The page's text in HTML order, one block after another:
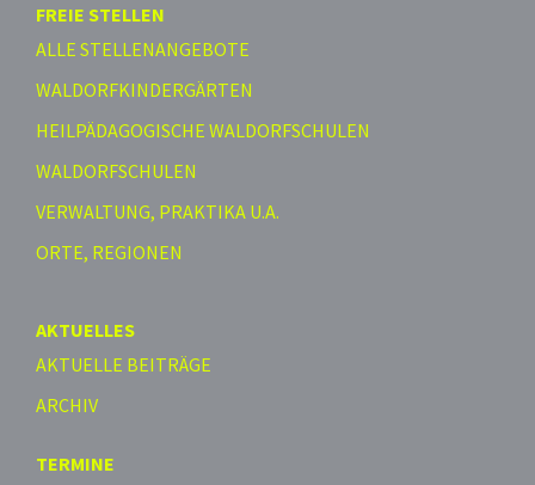
FREIE STELLEN
ALLE STELLENANGEBOTE
WALDORFKINDERGÄRTEN
HEILPÄDAGOGISCHE WALDORFSCHULEN
WALDORFSCHULEN
VERWALTUNG, PRAKTIKA U.A.
ORTE, REGIONEN
AKTUELLES
AKTUELLE BEITRÄGE
ARCHIV
TERMINE